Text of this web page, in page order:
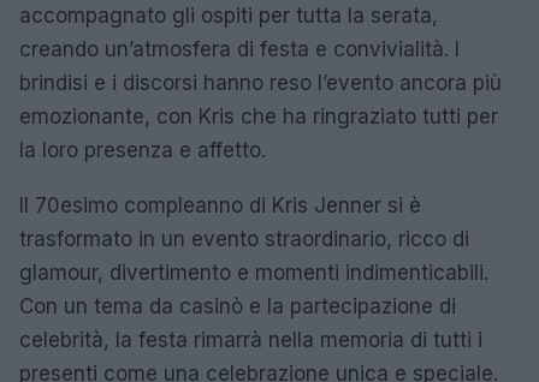
accompagnato gli ospiti per tutta la serata,
creando un’atmosfera di festa e convivialità. I
brindisi e i discorsi hanno reso l’evento ancora più
emozionante, con Kris che ha ringraziato tutti per
la loro presenza e affetto.
Il 70esimo compleanno di Kris Jenner si è
trasformato in un evento straordinario, ricco di
glamour, divertimento e momenti indimenticabili.
Con un tema da casinò e la partecipazione di
celebrità, la festa rimarrà nella memoria di tutti i
presenti come una celebrazione unica e speciale.